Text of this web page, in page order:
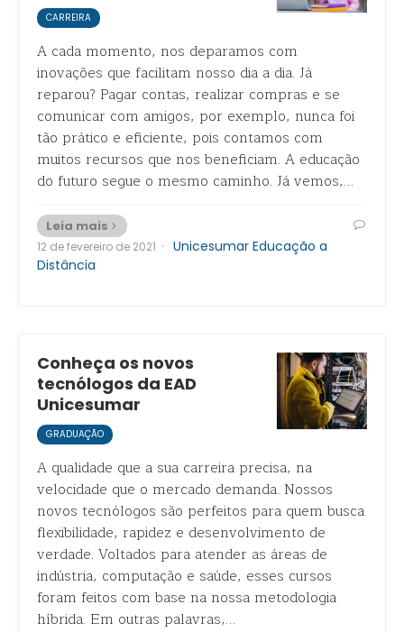
CARREIRA
A cada momento, nos deparamos com
inovações que facilitam nosso dia a dia. Já
reparou? Pagar contas, realizar compras e se
comunicar com amigos, por exemplo, nunca foi
tão prático e eficiente, pois contamos com
muitos recursos que nos beneficiam. A educação
do futuro segue o mesmo caminho. Já vemos,…
Leia mais
12 de fevereiro de 2021 · Unicesumar Educação a
Distância
Conheça os novos
tecnólogos da EAD
Unicesumar
GRADUAÇÃO
A qualidade que a sua carreira precisa, na
velocidade que o mercado demanda. Nossos
novos tecnólogos são perfeitos para quem busca
flexibilidade, rapidez e desenvolvimento de
verdade. Voltados para atender as áreas de
indústria, computação e saúde, esses cursos
foram feitos com base na nossa metodologia
híbrida. Em outras palavras,…